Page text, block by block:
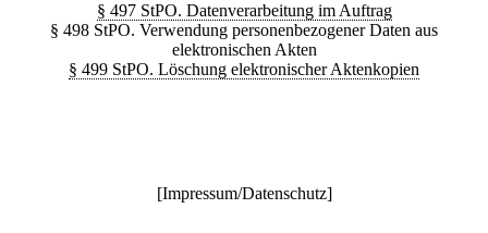
§ 497 StPO. Datenverarbeitung im Auftrag
§ 498 StPO. Verwendung personenbezogener Daten aus
elektronischen Akten
§ 499 StPO. Löschung elektronischer Aktenkopien
[Impressum/Datenschutz]